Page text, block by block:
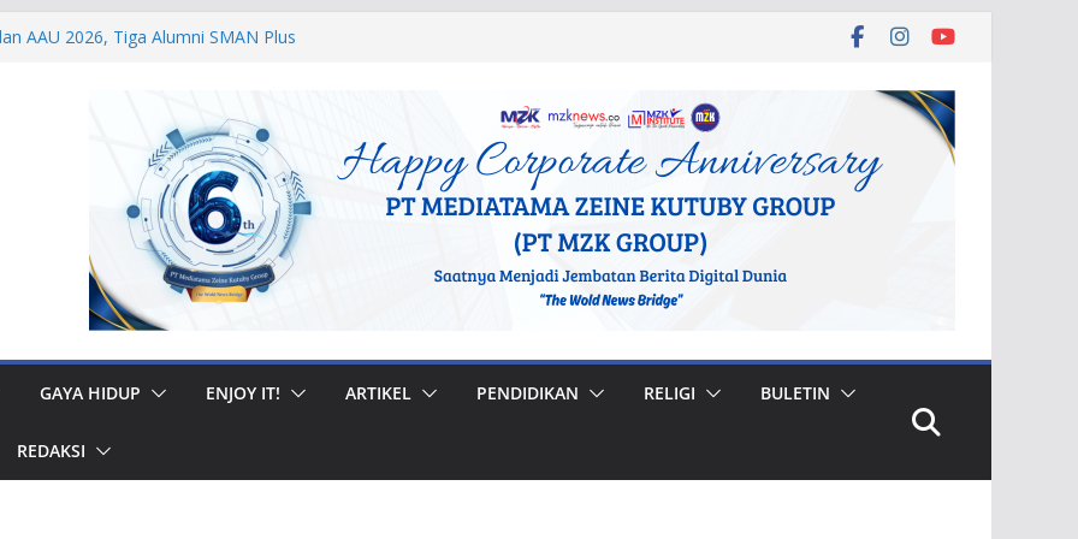
AAU 2026, Tiga Alumni SMAN Plus
Akpol Dampingi Siswa Sekolah
Bhakti 2026
Prajurit, Kodaeral V Hadiri Syukuran
Surabaya
Personel Lanud Sulaiman
Peserta World Boomerang Championship
GAYA HIDUP ENJOY IT! ARTIKEL PENDIDIKAN RELIGI BULETIN
REDAKSI